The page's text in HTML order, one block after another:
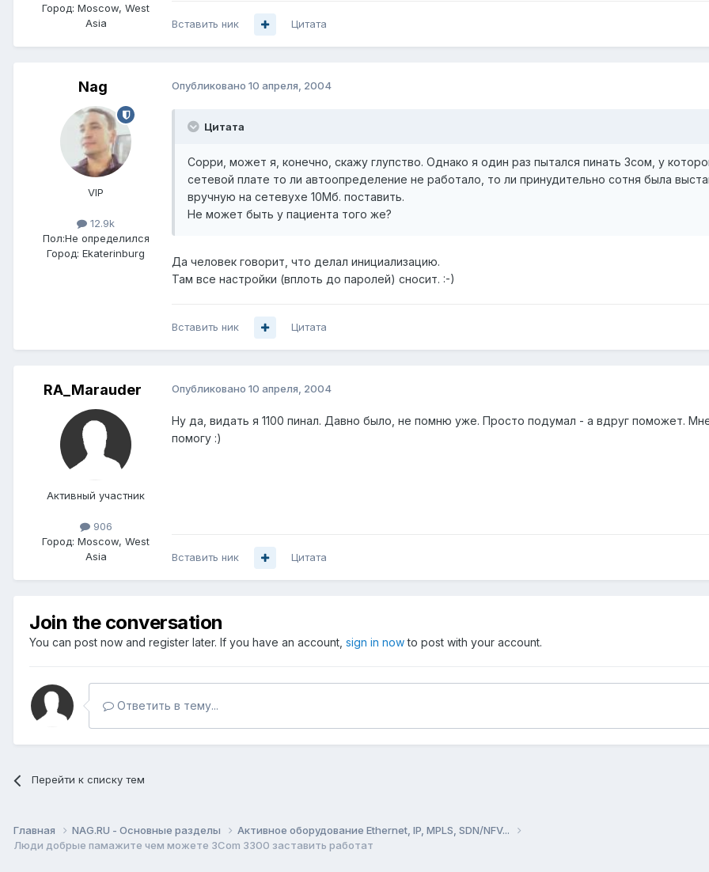
Город: Moscow, West
Asia
Вставить ник Цитата
Nag
VIP
12.9k
Пол:Не определился
Город: Ekaterinburg
Опубликовано 10 апреля, 2004
Цитата
Сорри, может я, конечно, скажу глупство. Однако я один раз пытался пинать 3сом, у
сетевой плате то ли автоопределение не работало, то ли принудительно сотня была
вручную на сетевухе 10Мб. поставить.
Не может быть у пациента того же?
Да человек говорит, что делал инициализацию.
Там все настройки (вплоть до паролей) сносит. :-)
Вставить ник Цитата
RA_Marauder
Активный участник
906
Город: Moscow, West
Asia
Опубликовано 10 апреля, 2004
Ну да, видать я 1100 пинал. Давно было, не помню уже. Просто подумал - а вдруг поможет.
помогу :)
Вставить ник Цитата
Join the conversation
You can post now and register later. If you have an account, sign in nowto post with your account.
Ответить в тему...
Перейти к списку тем
Главная NAG.RU - Основные разделы
Активное оборудование Ethernet, IP, MPLS, SDN/NFV...
Люди добрые памажите чем можете 3Com 3300 заставить работат